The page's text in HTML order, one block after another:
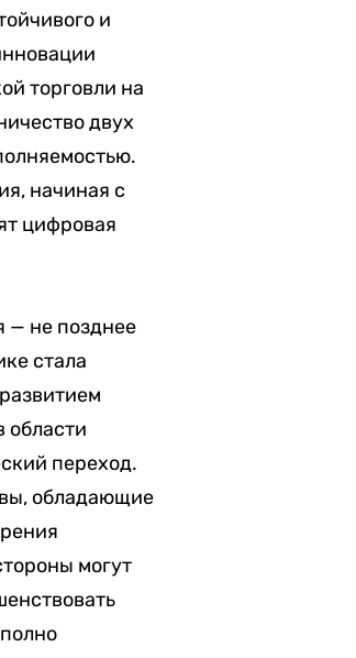
и
торговли на
двух
начиная с
цифровая
— не позднее
стала
области
переход.
обладающие
могут